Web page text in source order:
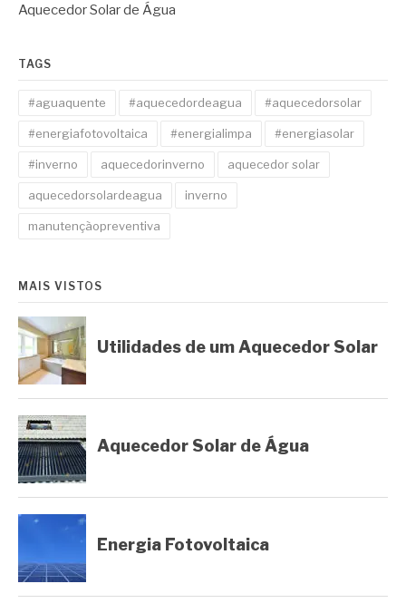
Aquecedor Solar de Água
TAGS
#aguaquente #aquecedordeagua #aquecedorsolar
#energiafotovoltaica #energialimpa #energiasolar
#inverno aquecedorinverno aquecedor solar
aquecedorsolardeagua inverno
manutençãopreventiva
MAIS VISTOS